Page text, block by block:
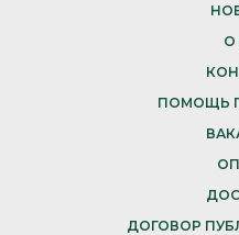
О
ПОМОЩЬ
ДОГОВОР